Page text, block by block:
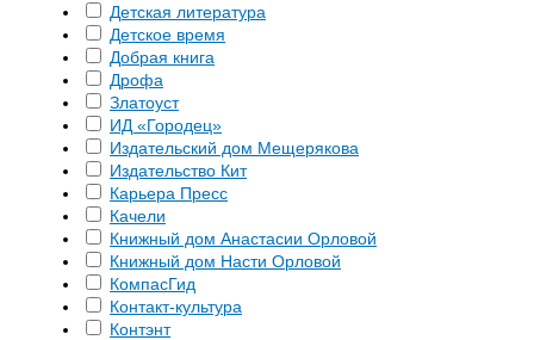
Детская литература
Детское время
Добрая книга
Дрофа
Златоуст
ИД «Городец»
Издательский дом Мещерякова
Издательство Кит
Карьера Пресс
Качели
Книжный дом Анастасии Орловой
Книжный дом Насти Орловой
КомпасГид
Контакт-культура
Контэнт